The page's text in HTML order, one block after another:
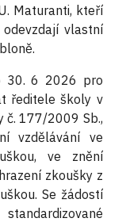
Maturanti, kteří
vlastní
30. 6 2026 pro
ředitele školy v
č. 177/2009 Sb.,
vzdělávání ve
ve znění
zkoušky z
Se žádostí